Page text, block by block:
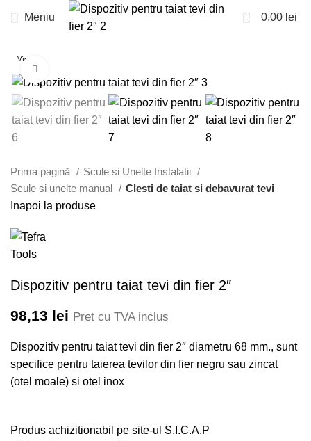
Meniu 0 0,00 lei
Vîndut
Prima pagină
Scule si Unelte Instalatii
Scule si unelte manual
Clesti de taiat si debavurat tevi
Inapoi la produse
Dispozitiv pentru taiat tevi din fier 2″
98,13 lei Pret cu TVA inclus
Dispozitiv pentru taiat tevi din fier 2″ diametru 68 mm., sunt
specifice pentru taierea tevilor din fier negru sau zincat
(otel moale) si otel inox
Produs achizitionabil pe site-ul S.I.C.A.P